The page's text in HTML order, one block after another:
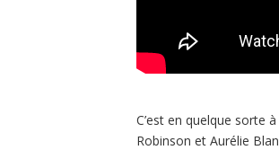
C’est en quelque sorte
Robinson et Aurélie